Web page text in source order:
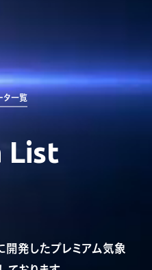
タ一覧
List
発したプレミアム気象